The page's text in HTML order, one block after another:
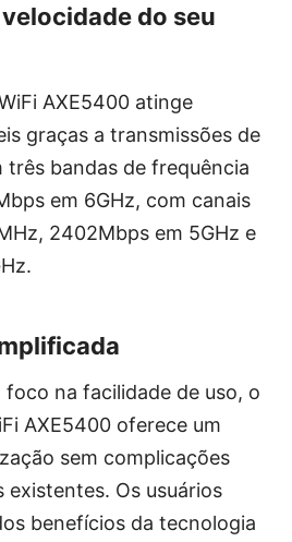
do seu
AXE5400 atinge
graças a transmissões de
três bandas de frequência
em 6GHz, com canais
2402Mbps em 5GHz e
na facilidade de uso, o
AXE5400 oferece um
sem complicações
existentes. Os usuários
benefícios da tecnologia